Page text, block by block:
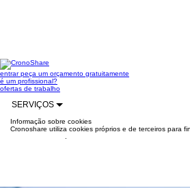
entrarpeça um orçamento gratuitamente
é um profissional?
ofertas de trabalho
SERVIÇOS
Informação sobre cookies
Cronoshare utiliza cookies próprios e de terceiros para